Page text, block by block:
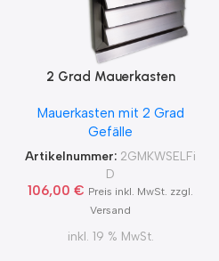
2 Grad Mauerkasten
Kondensatablauf auch mit
Blower Door Test und
Zertifikat Ø100, 125, 150
2Grad MKWSELFiD
Mauerkasten mit 2 Grad
Gefälle
Artikelnummer: 2GMKWSELFi
D
106,00€ Preis inkl. MwSt. zzgl.
Versand
inkl. 19 % MwSt.